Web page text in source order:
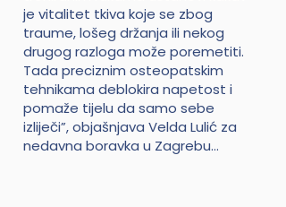
je vitalitet tkiva koje se zbog
traume, lošeg držanja ili nekog
drugog razloga može poremetiti.
Tada preciznim osteopatskim
tehnikama deblokira napetost i
pomaže tijelu da samo sebe
izliječi”, objašnjava Velda Lulić za
nedavna boravka u Zagrebu…